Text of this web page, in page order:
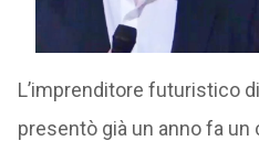
L’imprenditore futuristico
presentò già un anno fa un